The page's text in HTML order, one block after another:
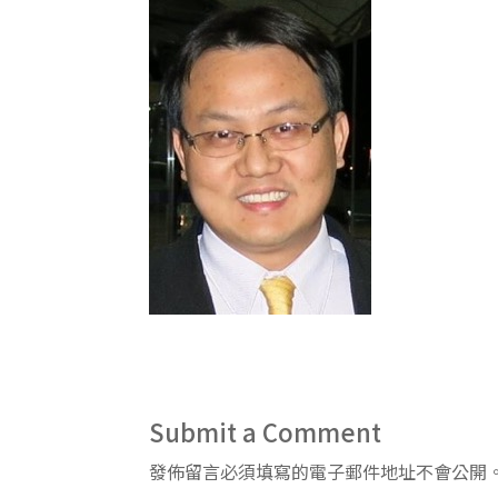
Submit a Comment
發佈留言必須填寫的電子郵件地址不會公開。